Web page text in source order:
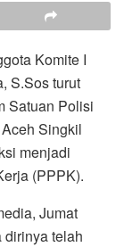
Komite I
S.Sos turut
Satuan Polisi
Singkil
menjadi
(PPPK).
Jumat
dirinya telah